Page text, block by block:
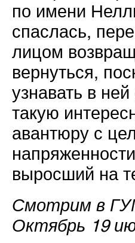
по имени
спаслась,
лицом
вернуться,
узнавать в
такую
авантюру с
выросший на
Смотрим в
Октябрь 19